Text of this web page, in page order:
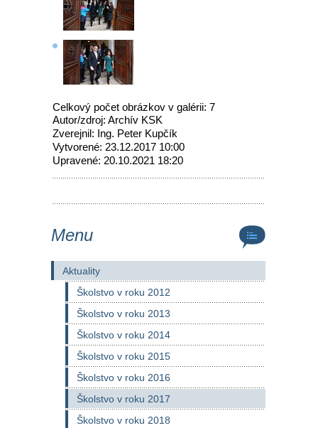
Celkový počet obrázkov v galérii: 7
Autor/zdroj: Archív KSK
Zverejnil: Ing. Peter Kupčík
Vytvorené: 23.12.2017 10:00
Upravené: 20.10.2021 18:20
Menu
Aktuality
Školstvo v roku 2012
Školstvo v roku 2013
Školstvo v roku 2014
Školstvo v roku 2015
Školstvo v roku 2016
Školstvo v roku 2017
Školstvo v roku 2018